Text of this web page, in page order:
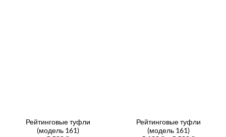
Рейтинговые туфли
(модель 161)
Рейтинговые туфли
(модель 161)